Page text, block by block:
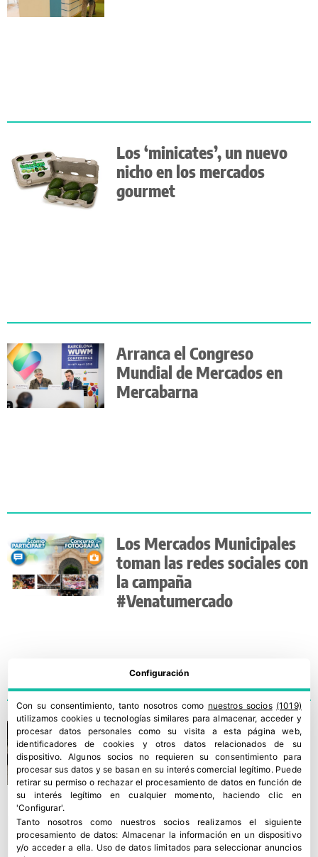
Los ‘minicates’, un nuevo
nicho en los mercados
gourmet
Arranca el Congreso
Mundial de Mercados en
Mercabarna
Los Mercados Municipales
toman las redes sociales con
la campaña
#Venatumercado
Alertan del riesgo de
desabastecimiento de los
mercados si no llueve
Configuración
Con su consentimiento, tanto nosotros como nuestros socios (1019)
utilizamos cookies u tecnologías similares para almacenar, acceder y
procesar datos personales como su visita a esta página web,
identificadores de cookies y otros datos relacionados de su
dispositivo. Algunos socios no requieren su consentimiento para
procesar sus datos y se basan en su interés comercial legítimo. Puede
retirar su permiso o rechazar el procesamiento de datos en función de
su interés legítimo en cualquier momento, haciendo clic en
'Configurar'.
Tanto nosotros como nuestros socios realizamos el siguiente
procesamiento de datos: Almacenar la información en un dispositivo
y/o acceder a ella. Uso de datos limitados para seleccionar anuncios